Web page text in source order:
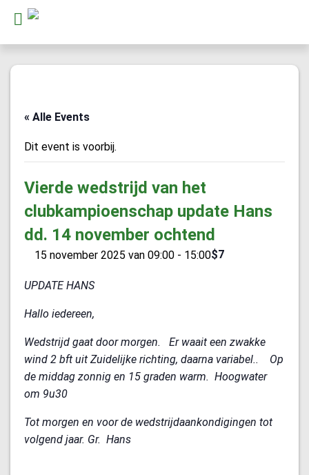
« Alle Events
Dit event is voorbij.
Vierde wedstrijd van het
clubkampioenschap update Hans
dd. 14 november ochtend
15 november 2025 van 09:00 - 15:00$7
UPDATE HANS
Hallo iedereen,
Wedstrijd gaat door morgen. Er waait een zwakke
wind 2 bft uit Zuidelijke richting, daarna variabel.. Op
de middag zonnig en 15 graden warm. Hoogwater
om 9u30
Tot morgen en voor de wedstrijdaankondigingen tot
volgend jaar. Gr. Hans